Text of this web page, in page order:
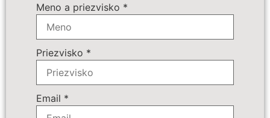
Meno a priezvisko *
Priezvisko *
Email *
Povinné príplatky:
30 € - palivový a emisný príplatok
75 € - servisné poplatky pre osoby do 2
rokov
215 € - servisné poplatky pre osoby od